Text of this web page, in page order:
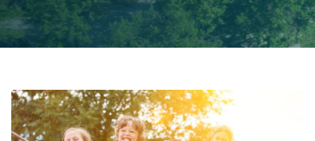
Contatti
LINGUE
EN NL FR DE